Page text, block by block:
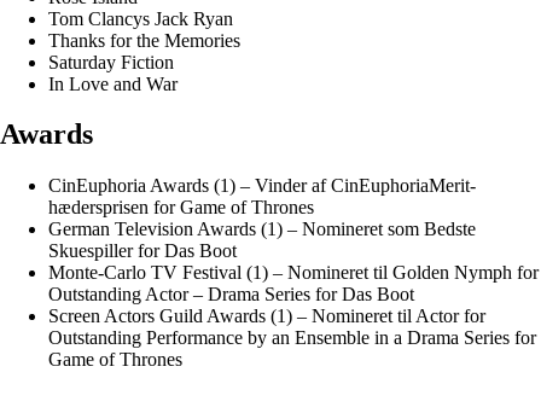
Tom Clancys Jack Ryan
Thanks for the Memories
Saturday Fiction
In Love and War
Awards
CinEuphoria Awards (1) – Vinder af CinEuphoriaMerit-
hædersprisen for Game of Thrones
German Television Awards (1) – Nomineret som Bedste
Skuespiller for Das Boot
Monte-Carlo TV Festival (1) – Nomineret til Golden Nymph for
Outstanding Actor – Drama Series for Das Boot
Screen Actors Guild Awards (1) – Nomineret til Actor for
Outstanding Performance by an Ensemble in a Drama Series for
Game of Thrones